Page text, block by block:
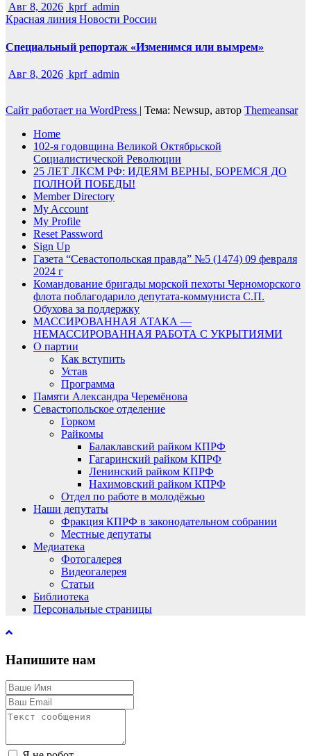
Авг 8, 2026 kprf_admin
Красная линия Новости России
Специальный репортаж «Изменимся или вымрем»
Авг 8, 2026 kprf_admin
Сайт работает на WordPress | Тема: Newsup, автор Themeansar
Home
102-я годовщина Великой Октябрьской
Социалистической Революции
25 ЛЕТ ЛКСМ РФ: ИДЕЯМ ВЕРНЫ, БОРЕМСЯ ДО
ПОЛНОЙ ПОБЕДЫ!
Member Directory
My Account
My Profile
Reset Password
Sign Up
Газета “Севастопольская правда” №5 (1474) 09 февраля
2024 г
Командование бригады морской пехоты Черноморского
флота поблагодарило депутата-коммуниста С.П.
Обухова за поддержку
МАССИРОВАННАЯ АТАКА —
НЕМАССИРОВАННАЯ РАБОТА С УКРЫТИЯМИ
О партии
Как вступить
Устав
Программа
Памяти Александра Черемёнова
Севастопольское отделение
Горком
Райкомы
Балаклавский райком КПРФ
Гагаринский райком КПРФ
Ленинский райком КПРФ
Нахимовский райком КПРФ
Отдел по работе в молодёжью
Наши депутаты
Фракция КПРФ в законодательном собрании
Местные депутаты
Медиатека
Фотогалерея
Видеогалерея
Статьи
Библиотека
Персональные страницы
Напишите нам